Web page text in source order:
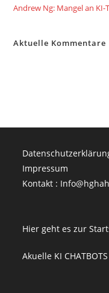
Andrew Ng: Mangel an
Aktuelle Kommentare
Impressum
Kontakt :
Hier geht es zur
Akuelle KI CHATBOTS